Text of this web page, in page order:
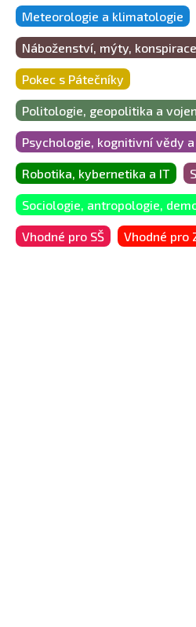
Meteorologie a klimatologie
Náboženství, mýty, konspirace
Pokec s Pátečníky
Politologie, geopolitika a
Psychologie, kognitivní vědy
Robotika, kybernetika a IT
Sociologie, antropologie,
Vhodné pro SŠ Vhodné pro